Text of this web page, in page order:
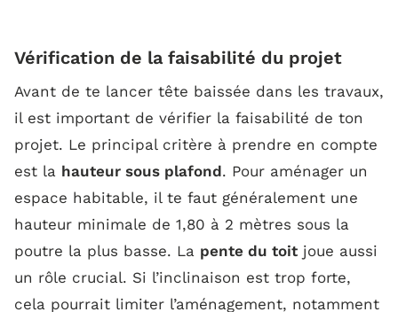
Vérification de la faisabilité du projet
Avant de te lancer tête baissée dans les travaux,
il est important de vérifier la faisabilité de ton
projet. Le principal critère à prendre en compte
est la hauteur sous plafond. Pour aménager un
espace habitable, il te faut généralement une
hauteur minimale de 1,80 à 2 mètres sous la
poutre la plus basse. La pente du toit joue aussi
un rôle crucial. Si l’inclinaison est trop forte,
cela pourrait limiter l’aménagement, notamment